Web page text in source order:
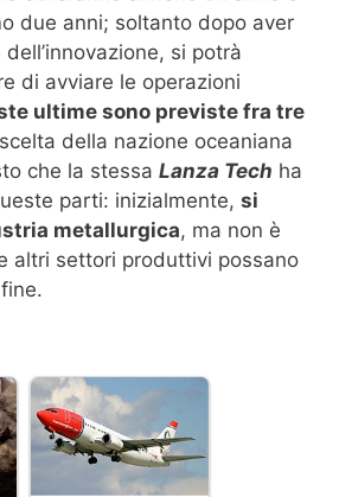
due anni; soltanto dopo aver
si potrà
di avviare le operazioni
ultime sono previste fra tre
della nazione oceaniana
che la stessa Lanza Tech ha
parti: inizialmente, si
metallurgica, ma non è
altri settori produttivi possano